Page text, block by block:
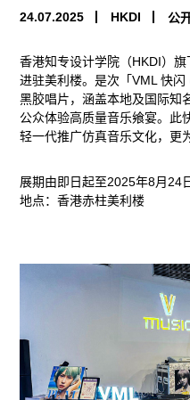
誉
24.07.2025 HKDI 公
香港知专设计学院（HKDI）
进驻美利楼。是次「VML 快
黑胶唱片，涵盖本地及国际知
公众体验高质量音乐飨宴。此
轻一代推广仿真音乐文化，更
展期由即日起至2025年8月24
地点：香港赤柱美利楼